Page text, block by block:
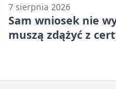
7 sierpnia 2026
Sam wniosek nie
muszą zdążyć z